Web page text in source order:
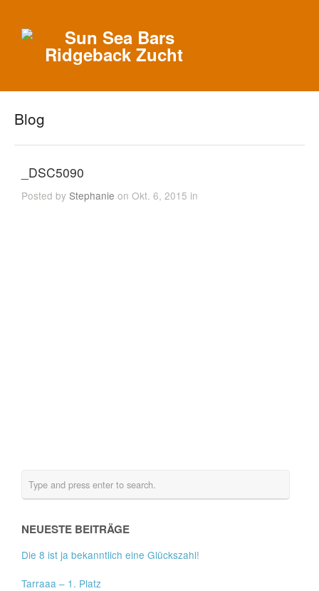
Blog
_DSC5090
Posted byStephanie on Okt. 6, 2015 in
NEUESTE BEITRÄGE
Die 8 ist ja bekanntlich eine Glückszahl!
Tarraaa – 1. Platz